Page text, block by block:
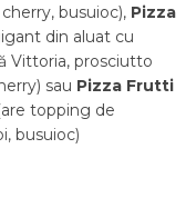
busuioc), Pizza
din aluat cu
Vittoria, prosciutto
) sau Pizza Frutti
topping de
busuioc)